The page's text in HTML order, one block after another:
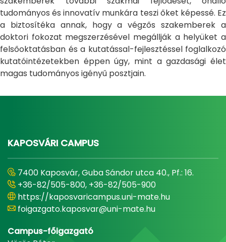
tudományos és innovatív munkára teszi őket képessé. Ez
a biztosítéka annak, hogy a végzős szakemberek a
doktori fokozat megszerzésével megállják a helyüket a
felsőoktatásban és a kutatással-fejlesztéssel foglalkozó
kutatóintézetekben éppen úgy, mint a gazdasági élet
magas tudományos igényű posztjain.
KAPOSVÁRI CAMPUS
7400 Kaposvár, Guba Sándor utca 40., Pf.: 16.
+36-82/505-800, +36-82/505-900
https://kaposvaricampus.uni-mate.hu
foigazgato.kaposvar@uni-mate.hu
Campus-főigazgató